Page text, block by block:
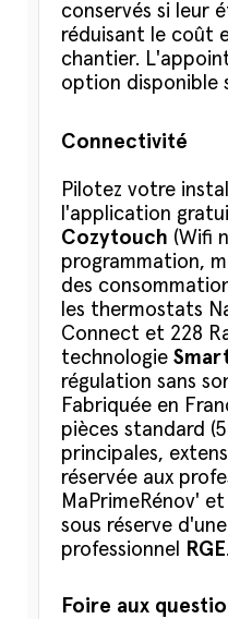
conservés si leur
réduisant le coût
chantier.
option disponible
Connectivité
Pilotez votre
l'application
Cozytouch (Wifi
programmation,
des
les thermostats
Connect et 228
technologie
régulation sans
Fabriquée en
pièces standard
principales,
réservée aux
MaPrimeRénov'
sous réserve
professionnel
RGE.
Foire aux